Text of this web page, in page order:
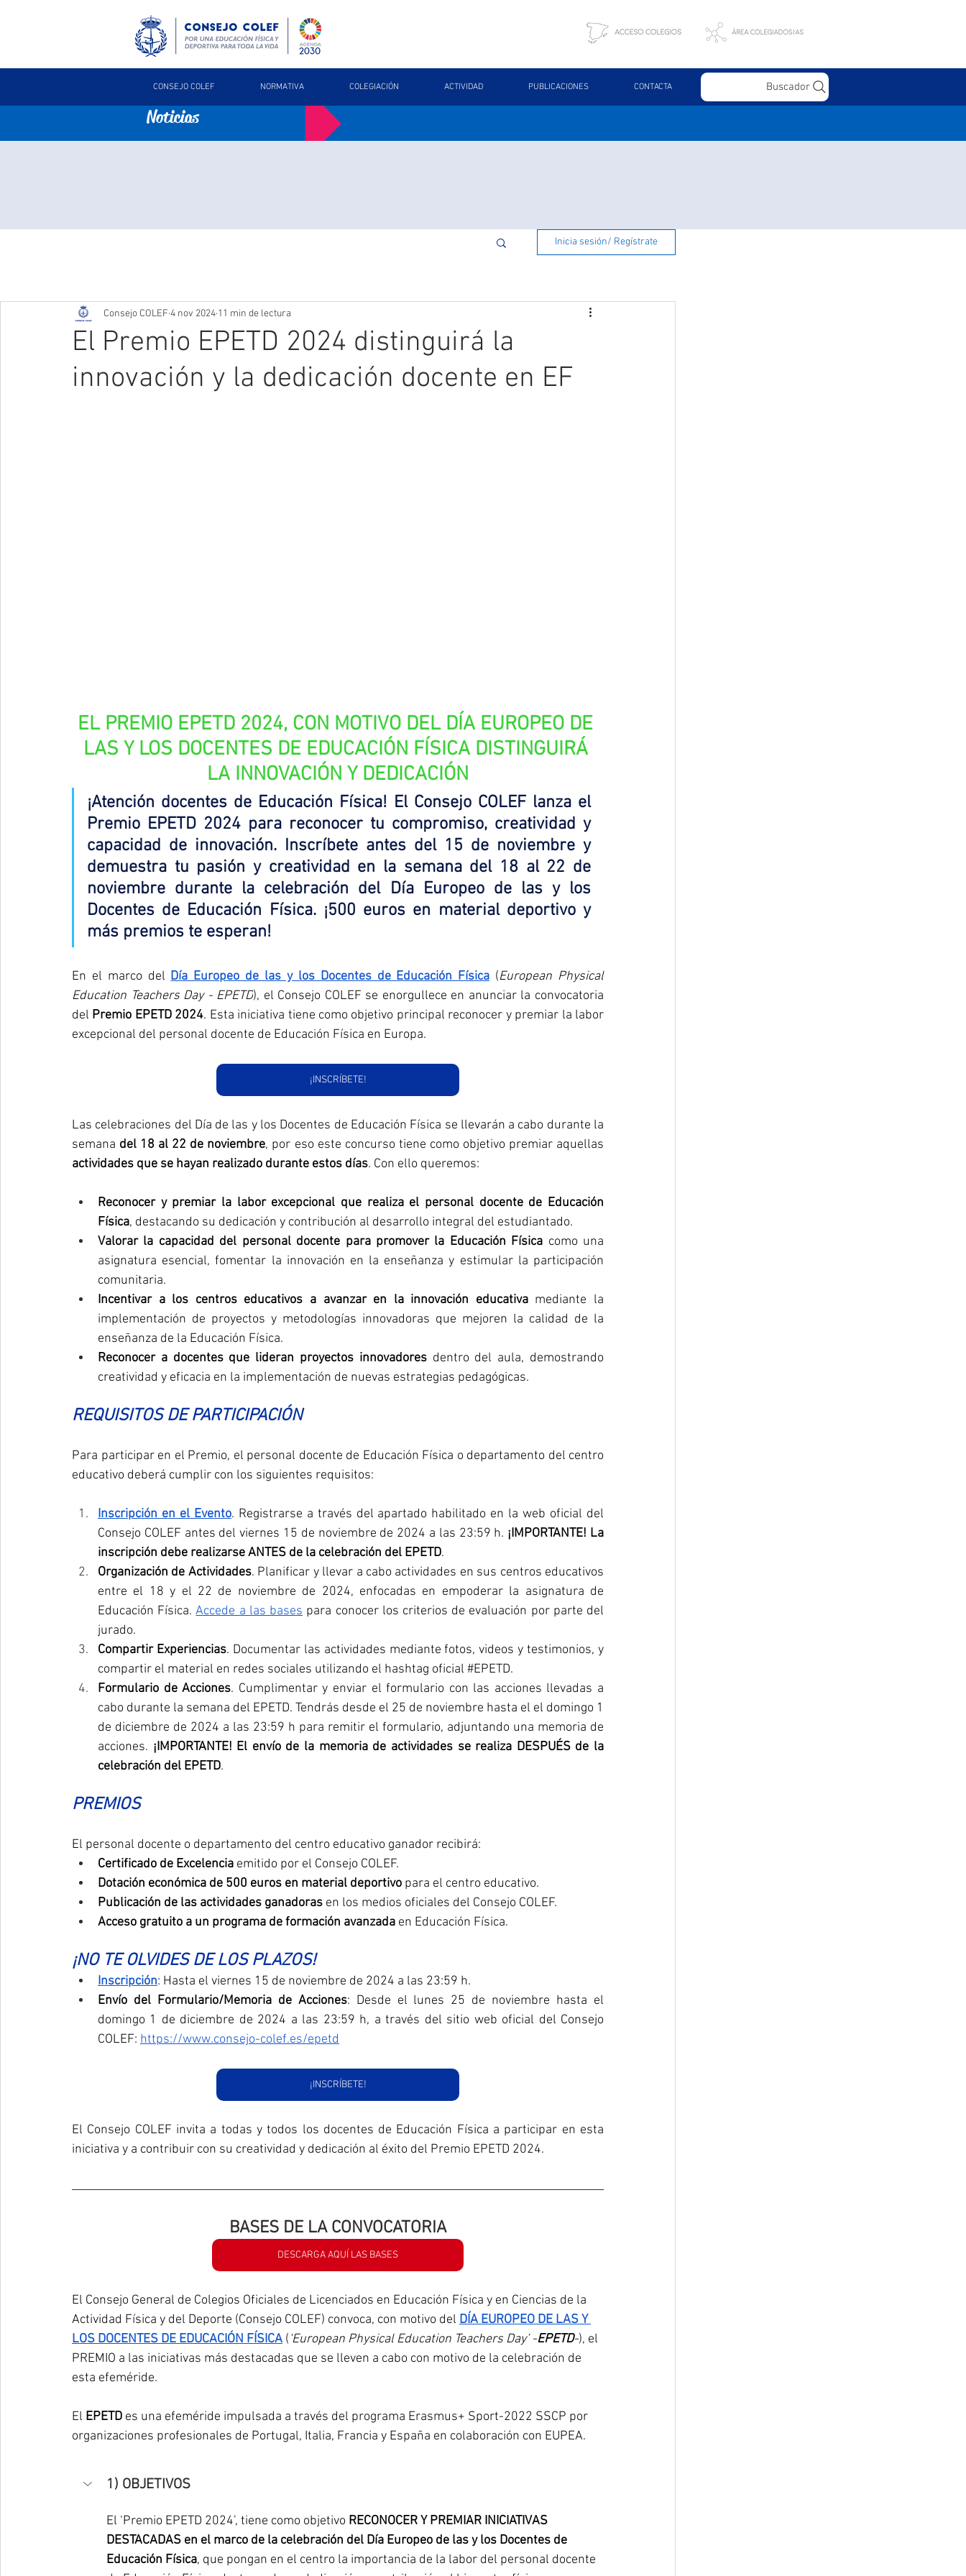
CONSEJO COLEF NORMATIVA COLEGIACIÓN ACTIVIDAD PUBLICACIONES CONTACTA Buscador
Noticias
Inicia sesión/ Regístrate
El Premio EPETD 2024 distinguirá la
innovación y la dedicación docente en EF
Consejo COLEF 4 nov 2024 11 min de lectura
EL PREMIO EPETD 2024, CON MOTIVO DEL DÍA EUROPEO DE
LAS Y LOS DOCENTES DE EDUCACIÓN FÍSICA DISTINGUIRÁ
LA INNOVACIÓN Y DEDICACIÓN
¡Atención docentes de Educación Física! El Consejo COLEF lanza el
Premio EPETD 2024 para reconocer tu compromiso, creatividad y
capacidad de innovación. Inscríbete antes del 15 de noviembre y
demuestra tu pasión y creatividad en la semana del 18 al 22 de
noviembre durante la celebración del Día Europeo de las y los
Docentes de Educación Física. ¡500 euros en material deportivo y
más premios te esperan!
En el marco del Día Europeo de las y los Docentes de Educación Física (European Physical
Education Teachers Day - EPETD), el Consejo COLEF se enorgullece en anunciar la convocatoria
del Premio EPETD 2024. Esta iniciativa tiene como objetivo principal reconocer y premiar la labor
excepcional del personal docente de Educación Física en Europa.
¡INSCRÍBETE!
Las celebraciones del Día de las y los Docentes de Educación Física se llevarán a cabo durante la
semana del 18 al 22 de noviembre
actividades que se hayan realizado durante estos días. Con ello queremos:
Reconocer y premiar la labor excepcional que realiza el personal docente de Educación
Física, destacando su dedicación y contribución al desarrollo integral del estudiantado.
Valorar la capacidad del personal docente para promover la Educación Física como una
asignatura esencial, fomentar la innovación en la enseñanza y estimular la participación
comunitaria.
Incentivar a los centros educativos a avanzar en la innovación educativa mediante la
implementación de proyectos y metodologías innovadoras que mejoren la calidad de la
enseñanza de la Educación Física.
Reconocer a docentes que lideran proyectos innovadores dentro del aula, demostrando
creatividad y eficacia en la implementación de nuevas estrategias pedagógicas.
REQUISITOS DE PARTICIPACIÓN
Para participar en el Premio, el personal docente de Educación Física o departamento del centro
educativo deberá cumplir con los siguientes requisitos:
Inscripción en el Evento. Registrarse a través del apartado habilitado en la web oficial del
Consejo COLEF antes del viernes 15 de noviembre de 2024 a las 23:59 h. ¡IMPORTANTE! La
inscripción debe realizarse ANTES de la celebración del EPETD.
Organización de Actividades. Planificar y llevar a cabo actividades en sus centros educativos
entre el 18 y el 22 de noviembre de 2024, enfocadas en empoderar la asignatura de
Educación Física. Accede a las bases para conocer los criterios de evaluación por parte del
jurado.
Compartir Experiencias. Documentar las actividades mediante fotos, videos y testimonios, y
compartir el material en redes sociales utilizando el hashtag oficial #EPETD.
Formulario de Acciones. Cumplimentar y enviar el formulario con las acciones llevadas a
cabo durante la semana del EPETD. Tendrás desde el 25 de noviembre hasta el el domingo 1
de diciembre de 2024 a las 23:59 h para remitir el formulario, adjuntando una memoria de
acciones. ¡IMPORTANTE! El envío de la memoria de actividades se realiza DESPUÉS de la
celebración del EPETD.
PREMIOS
El personal docente o departamento del centro educativo ganador recibirá:
Certificado de Excelencia emitido por el Consejo COLEF.
Dotación económica de 500 euros en material deportivo para el centro educativo.
Publicación de las actividades ganadoras en los medios oficiales del Consejo COLEF.
Acceso gratuito a un programa de formación avanzada en Educación Física.
¡NO TE OLVIDES DE LOS PLAZOS!
Inscripción: Hasta el viernes 15 de noviembre de 2024 a las 23:59 h.
Envío del Formulario/Memoria de Acciones: Desde el lunes 25 de noviembre hasta el
domingo 1 de diciembre de 2024 a las 23:59 h, a través del sitio web oficial del Consejo
COLEF: https://www.consejo-colef.es/epetd
¡INSCRÍBETE!
El Consejo COLEF invita a todas y todos los docentes de Educación Física a participar en esta
iniciativa y a contribuir con su creatividad y dedicación al éxito del Premio EPETD 2024.
BASES DE LA CONVOCATORIA
DESCARGA AQUÍ LAS BASES
El Consejo General de Colegios Oficiales de Licenciados en Educación Física y en Ciencias de la
Actividad Física y del Deporte (Consejo COLEF) convoca, con motivo del DÍA EUROPEO DE LAS Y
LOS DOCENTES DE EDUCACIÓN FÍSICA (‘European Physical Education Teachers Day’ -EPETD-), el
PREMIO a las iniciativas más destacadas que se lleven a cabo con motivo de la celebración de
esta efeméride.
El EPETD es una efeméride impulsada a través del programa Erasmus+ Sport-2022 SSCP por
organizaciones profesionales de Portugal, Italia, Francia y España en colaboración con EUPEA.
1) OBJETIVOS
El ‘Premio EPETD 2024’, tiene como objetivo RECONOCER Y PREMIAR INICIATIVAS
DESTACADAS en el marco de la celebración del Día Europeo de las y los Docentes de
Educación Física, que pongan en el centro la importancia de la labor del personal docente